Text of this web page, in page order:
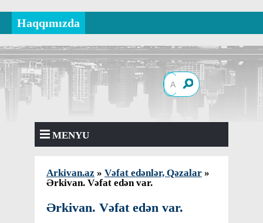
Haqqımızda
MENYU
Arkivan.az » Vəfat edənlər, Qəzalar »
Ərkivan. Vəfat edən var.
Ərkivan. Vəfat edən var.